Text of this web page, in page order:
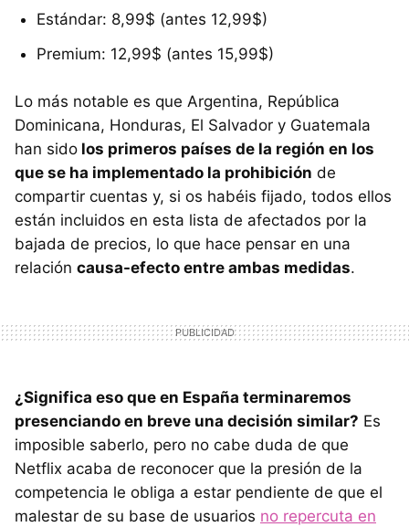
Estándar: 8,99$ (antes 12,99$)
Premium: 12,99$ (antes 15,99$)
Lo más notable es que Argentina, República
Dominicana, Honduras, El Salvador y Guatemala
han sido los primeros países de la región en los
que se ha implementado la prohibición de
compartir cuentas y, si os habéis fijado, todos ellos
están incluidos en esta lista de afectados por la
bajada de precios, lo que hace pensar en una
relación causa-efecto entre ambas medidas.
¿Significa eso que en España terminaremos
presenciando en breve una decisión similar? Es
imposible saberlo, pero no cabe duda de que
Netflix acaba de reconocer que la presión de la
competencia le obliga a estar pendiente de que el
malestar de su base de usuarios no repercuta en